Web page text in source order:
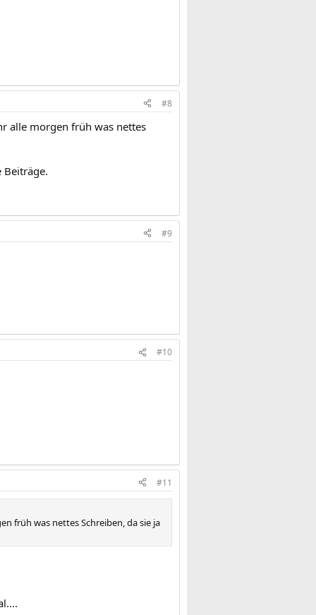
#8
alle morgen früh was nettes
Beiträge.
#9
#10
#11
früh was nettes Schreiben, da sie ja